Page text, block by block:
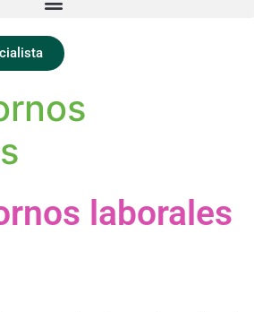
laborales